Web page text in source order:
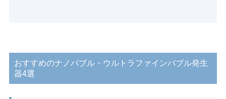
おすすめのナノバブル・ウルトラファインバブル発生
器4選